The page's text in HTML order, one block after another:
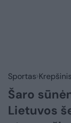
Sportas Krepšinis
Šaro
Lietuvos